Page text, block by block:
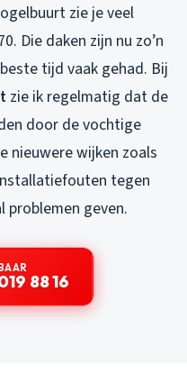
zie je veel
Die daken zijn nu zo’n
tijd vaak gehad. Bij
zie ik regelmatig dat de
door de vochtige
nieuwere wijken zoals
tegen
problemen geven.
88 16